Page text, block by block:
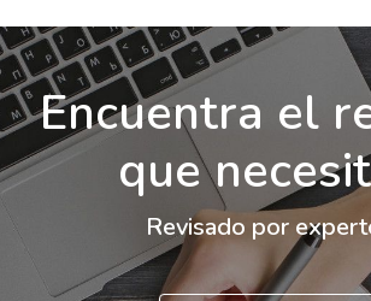
Encuentra el
que
Revisado por